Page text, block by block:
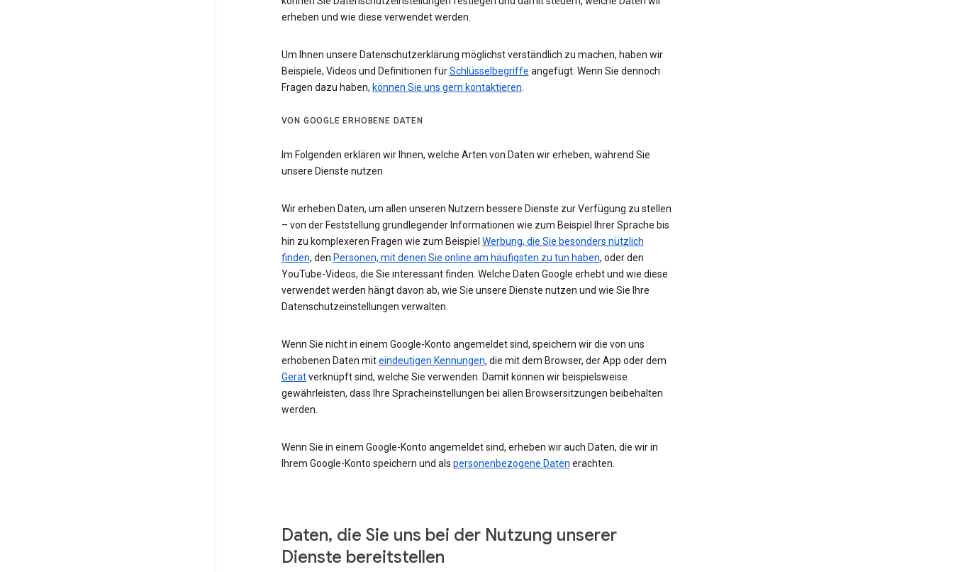
erheben und wie diese verwendet werden.
Um Ihnen unsere Datenschutzerklärung möglichst verständlich zu machen, haben wir
Beispiele, Videos und Definitionen fürSchlüsselbegriffe angefügt. Wenn Sie dennoch
Fragen dazu haben, können Sie uns gern kontaktieren.
VON GOOGLE ERHOBENE DATEN
Im Folgenden erklären wir Ihnen, welche Arten von Daten wir erheben, während Sie
unsere Dienste nutzen
Wir erheben Daten, um allen unseren Nutzern bessere Dienste zur Verfügung zu stellen
– von der Feststellung grundlegender Informationen wie zum Beispiel Ihrer Sprache bis
hin zu komplexeren Fragen wie zum Beispiel Werbung, die Sie besonders nützlich
finden, den Personen, mit denen Sie online am häufigsten zu tun haben, oder den
YouTube-Videos, die Sie interessant finden. Welche Daten Google erhebt und wie diese
verwendet werden hängt davon ab, wie Sie unsere Dienste nutzen und wie Sie Ihre
Datenschutzeinstellungen verwalten.
Wenn Sie nicht in einem Google-Konto angemeldet sind, speichern wir die von uns
erhobenen Daten miteindeutigen Kennungen, die mit dem Browser, der App oder dem
Gerätverknüpft sind, welche Sie verwenden. Damit können wir beispielsweise
gewährleisten, dass Ihre Spracheinstellungen bei allen Browsersitzungen beibehalten
werden.
Wenn Sie in einem Google-Konto angemeldet sind, erheben wir auch Daten, die wir in
Ihrem Google-Konto speichern und als personenbezogene Daten erachten.
Daten, die Sie uns bei der Nutzung unserer
Dienste bereitstellen